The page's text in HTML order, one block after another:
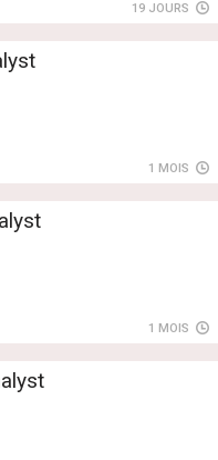
19 JOURS
1 MOIS
1 MOIS